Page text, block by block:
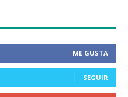
ME GUSTA
SEGUIR